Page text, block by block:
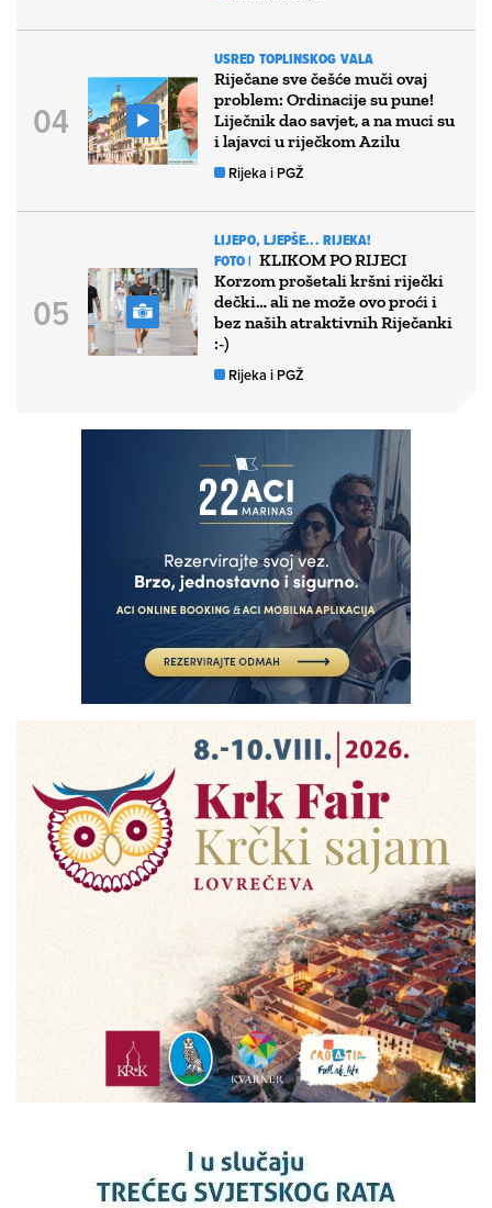
USRED TOPLINSKOG VALA
Riječane sve češće muči ovaj
problem: Ordinacije su pune!
Liječnik dao savjet, a na muci su
i lajavci u riječkom Azilu
Rijeka i PGŽ
LIJEPO, LJEPŠE... RIJEKA!
FOTO | KLIKOM PO RIJECI
Korzom prošetali kršni riječki
dečki… ali ne može ovo proći i
bez naših atraktivnih Riječanki
:-)
Rijeka i PGŽ